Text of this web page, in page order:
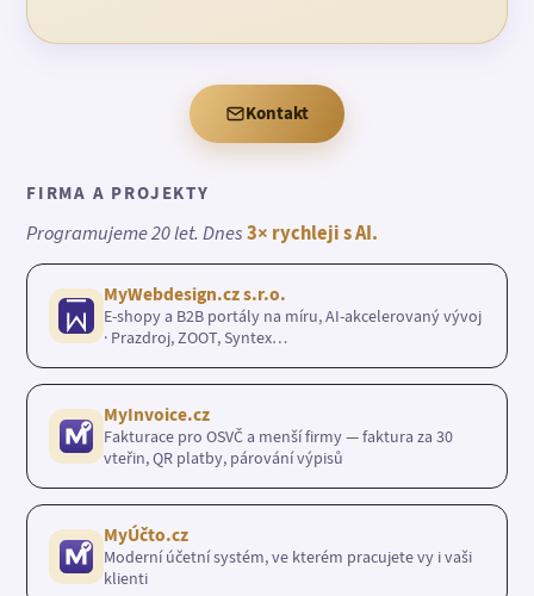
Kontakt
FIRMA A PROJEKTY
Programujeme 20 let. Dnes3× rychleji s AI.
MyWebdesign.cz s.r.o.
E-shopy a B2B portály na míru, AI-akcelerovaný vývoj
· Prazdroj, ZOOT, Syntex…
MyInvoice.cz
Fakturace pro OSVČ a menší firmy — faktura za 30
vteřin, QR platby, párování výpisů
MyÚčto.cz
Moderní účetní systém, ve kterém pracujete vy i vaši
klienti